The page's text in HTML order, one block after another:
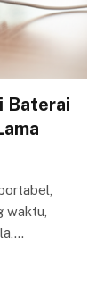
Baterai
waktu,